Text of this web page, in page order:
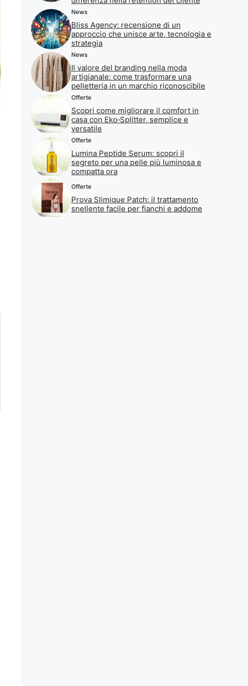
News
Bliss Agency: recensione di un
approccio che unisce arte, tecnologia e
strategia
News
Il valore del branding nella moda
artigianale: come trasformare una
pelletteria in un marchio riconoscibile
Offerte
Scopri come migliorare il comfort in
casa con Eko‑Splitter, semplice e
versatile
Offerte
Lumina Peptide Serum: scopri il
segreto per una pelle più luminosa e
compatta ora
Offerte
Prova Slimique Patch: il trattamento
snellente facile per fianchi e addome